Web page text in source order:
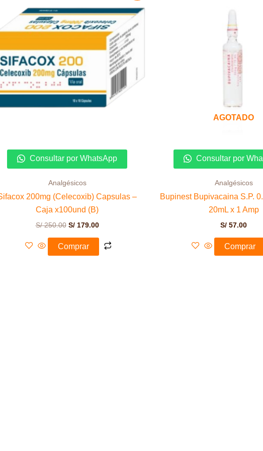
Consultar por WhatsApp
Analgésicos
200mg (Celecoxib) Capsulas –
Caja x100und (B)
S/250.00
era:
S/ 250.00.
S/179.00
es:
S/ 179.00.
Comprar
AGOTADO
Consultar por
Analgésicos
Bupinest Bupivacaina S.P.
20mL x 1 Amp
S/ 57.00
Comprar